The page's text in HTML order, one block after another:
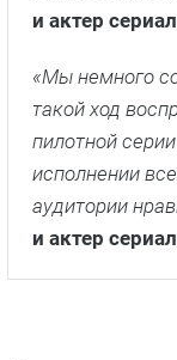
и актер
«Мы немного
такой ход
пилотной
исполнении
аудитории
и актер